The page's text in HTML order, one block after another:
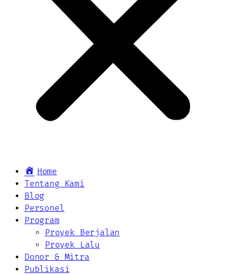
Home
Tentang Kami
Blog
Personel
Program
Proyek Berjalan
Proyek Lalu
Donor & Mitra
Publikasi